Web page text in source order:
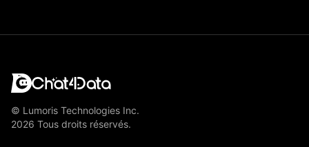
© Lumoris Technologies Inc.
2026 Tous droits réservés.